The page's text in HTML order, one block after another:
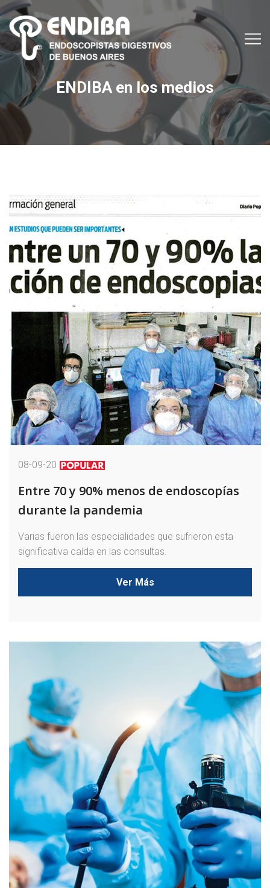
ENDIBA en los medios
08-09-20
Entre 70 y 90% menos de endoscopías
durante la pandemia
Varias fueron las especialidades que sufrieron esta
significativa caída en las consultas.
Ver Más